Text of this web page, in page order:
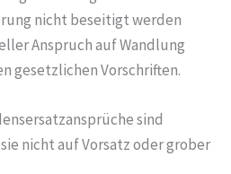
nicht beseitigt werden
Anspruch auf Wandlung
gesetzlichen Vorschriften.
sind
nicht auf Vorsatz oder grober